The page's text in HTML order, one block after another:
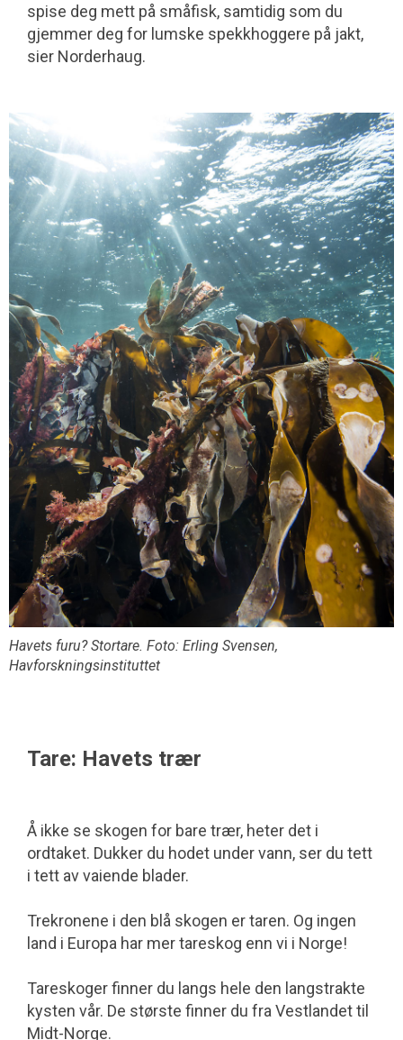
spise deg mett på småfisk, sam­tidig som du
gjemmer deg for lumske spekkhoggere på jakt,
sier Norderhaug.
Havets furu? Stortare. Foto: Erling Svensen,
Havforskningsinstituttet
Tare: Havets trær
Å ikke se skogen for bare trær, heter det i
ordtaket. Dukker du hodet under vann, ser du tett
i tett av vaiende blader.
Trekronene i den blå skogen er taren. Og ingen
land i Europa har mer tareskog enn vi i Norge!
Tareskoger finner du langs hele den langstrakte
kysten vår. De største finner du fra Vestlandet til
Midt-Norge.